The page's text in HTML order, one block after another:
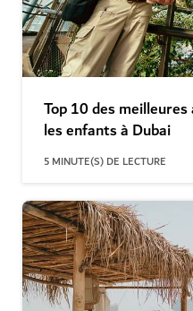
Top 10 des
les enfants à Dubai
5 MINUTE(S) DE LECTURE